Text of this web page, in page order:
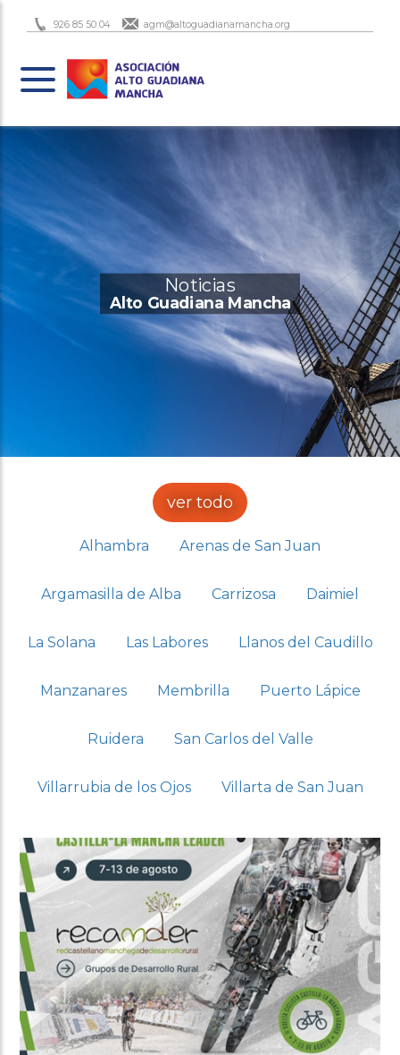
926 85 50 04 agm@altoguadianamancha.org
Noticias
Alto Guadiana Mancha
ver todo
Alhambra Arenas de San Juan
Argamasilla de Alba Carrizosa Daimiel
La Solana Las Labores Llanos del Caudillo
Manzanares Membrilla Puerto Lápice
Ruidera San Carlos del Valle
Villarrubia de los Ojos Villarta de San Juan